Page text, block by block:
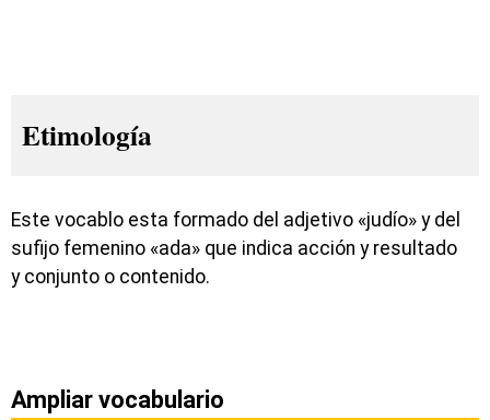
Etimología
Este vocablo esta formado del adjetivo «judío» y del
sufijo femenino «ada» que indica acción y resultado
y conjunto o contenido.
Ampliar vocabulario